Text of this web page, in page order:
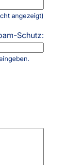
angezeigt)
Schutz: